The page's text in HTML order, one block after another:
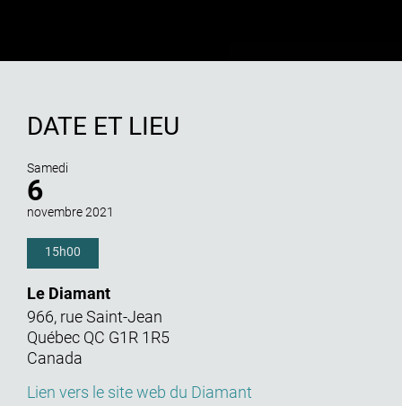
DATE ET LIEU
Samedi
6
novembre 2021
15h00
Le Diamant
966, rue Saint-Jean
Québec QC G1R 1R5
Canada
Lien vers le site web du Diamant